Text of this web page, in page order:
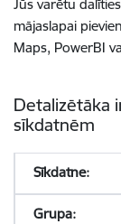
Jūs varētu
mājaslapai
Maps, PowerBI
Detalizētāka
sīkdatnēm